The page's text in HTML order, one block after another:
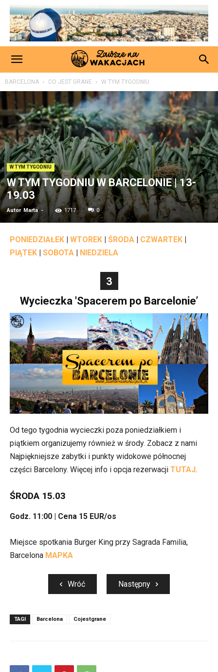
BARCELONA CO JEST GRANE W TYM TYGODNIU
W TYM TYGODNIU
W TYM TYGODNIU W BARCELONIE | 13-
19.03
Autor Marta - 1717 0
PONIEDZIAŁEK WTOREK ŚRODA CZWARTEK
PIĄTEK
SOBOTA NIEDZIELA
3
Wycieczka 'Spacerem po Barcelonie’
Od tego tygodnia wycieczki poza poniedziałkiem i
piątkiem organizujemy również w środy. Zobacz z nami
Najpiękniejsze zabytki i punkty widokowe północnej
części Barcelony. Więcej info i opcja rezerwacji TUTAJ.
ŚRODA 15.03
Godz. 11:00 | Cena 15 EUR/os
Miejsce spotkania Burger King przy Sagrada Familia,
Barcelona MAPKA
Wróć Następny
TAGI Barcelona Cojestgrane